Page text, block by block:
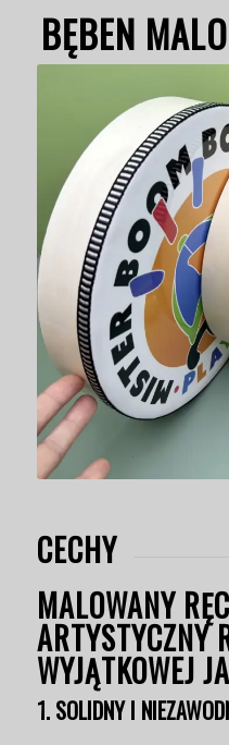
BĘBEN
CECHY
MALOWANY
ARTYSTYCZNY
WYJĄTKOWEJ
1. SOLIDNY I